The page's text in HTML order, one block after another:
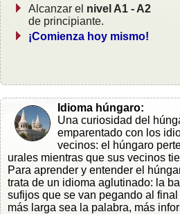
Alcanzar el nivel A1 - A2
de principiante.
¡Comienza hoy mismo!
Idioma húngaro:
Una curiosidad del
emparentado con los
vecinos: el húngaro
urales mientras que sus vecinos
Para aprender y entender el
trata de un idioma aglutinado: la
sufijos que se van pegando al
más larga sea la palabra, más